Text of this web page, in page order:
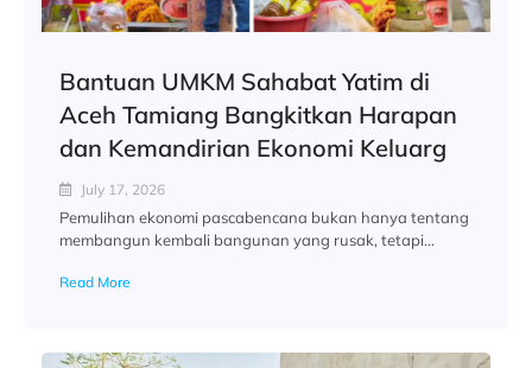
Bantuan UMKM Sahabat Yatim di
Aceh Tamiang Bangkitkan Harapan
dan Kemandirian Ekonomi Keluarg
July 17, 2026
Pemulihan ekonomi pascabencana bukan hanya tentang
membangun kembali bangunan yang rusak, tetapi...
Read More